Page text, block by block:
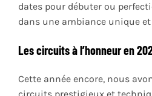
dates pour débuter ou
dans une ambiance unique
Les circuits à l’honneur en
Cette année encore, nous